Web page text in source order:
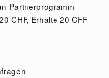
Partnerprogramm
CHF, Erhalte 20 CHF